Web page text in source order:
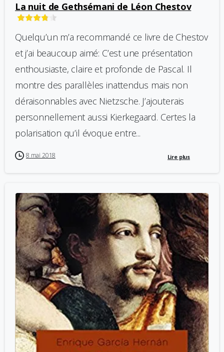
La nuit de Gethsémani de Léon Chestov
Quelqu’un m’a recommandé ce livre de Chestov
et j’ai beaucoup aimé: C’est une présentation
enthousiaste, claire et profonde de Pascal. Il
montre des parallèles inattendus mais non
déraisonnables avec Nietzsche. J’ajouterais
personnellement aussi Kierkegaard. Certes la
polarisation qu’il évoque entre...
8 mai 2018 Lire plus